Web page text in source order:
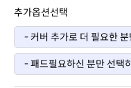
추가옵션선택